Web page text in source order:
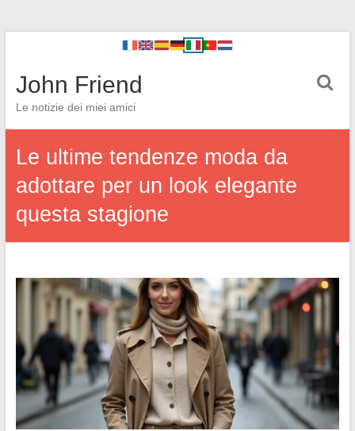
John Friend
Le notizie dei miei amici
Le ultime tendenze moda da
adottare per un look elegante
questa stagione